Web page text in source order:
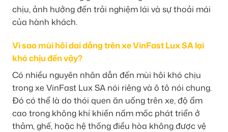
chịu, ảnh hưởng đến trải nghiệm lái và sự thoải mái
của hành khách.
Vì sao mùi hôi dai dẳng trên xe VinFast Lux SA lại
khó chịu đến vậy?
Có nhiều nguyên nhân dẫn đến mùi hôi khó chịu
trong xe VinFast Lux SA nói riêng và ô tô nói chung.
Đó có thể là do thói quen ăn uống trên xe, độ ẩm
cao trong không khí khiến nấm mốc phát triển ở
thảm, ghế, hoặc hệ thống điều hòa không được vệ